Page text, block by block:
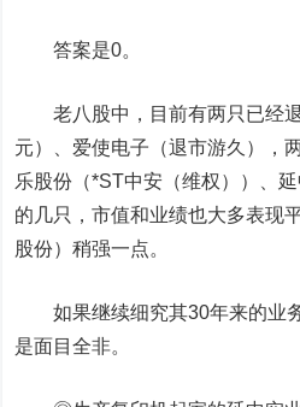
答案是0。
老八股中，目前有两只已经
元）、爱使电子（退市游久 ），
乐股份（*ST中安 （维权））、
的几只，市值和业绩也大多表现
股份）稍强一点。
如果继续细究其30年来的业
是面目全非。